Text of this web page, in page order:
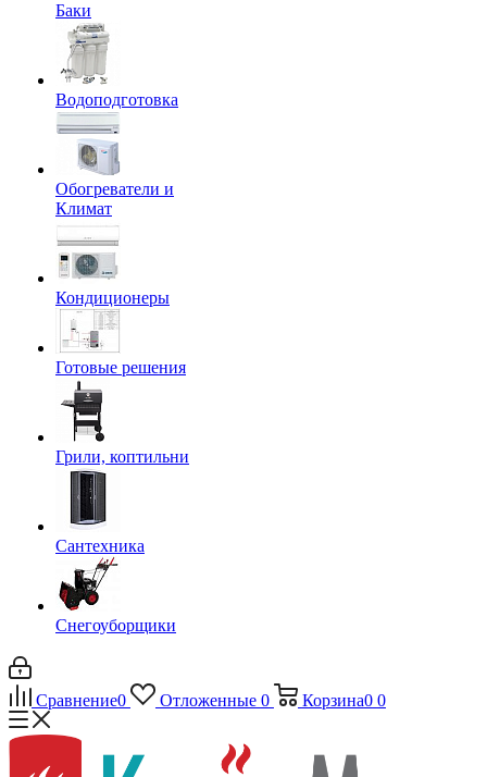
Баки
Водоподготовка
Обогреватели и
Климат
Кондиционеры
Готовые решения
Грили, коптильни
Сантехника
Снегоуборщики
Сравнение0 Отложенные 0 Корзина0 0